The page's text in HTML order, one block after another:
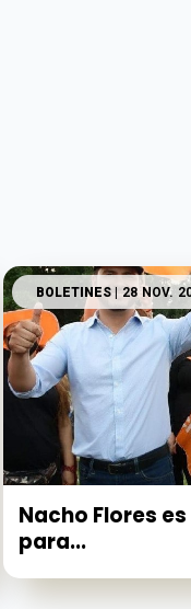
BOLETINES | 28 NOV.
Nacho Flores
para...